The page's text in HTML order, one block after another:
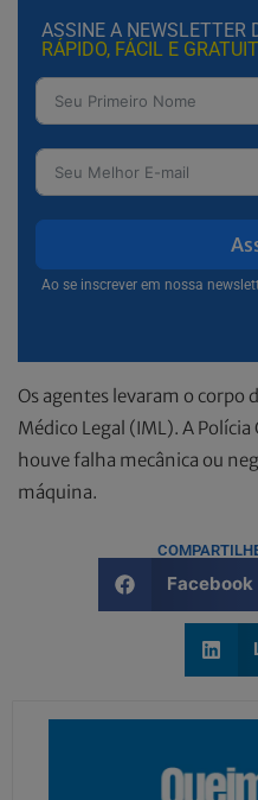
ASSINE A NEWSLETTER
RÁPIDO, FÁCIL E
Ao se inscrever em nossa
Os agentes levaram o
Médico Legal (IML). A
houve falha mecânica ou
máquina.
Facebook